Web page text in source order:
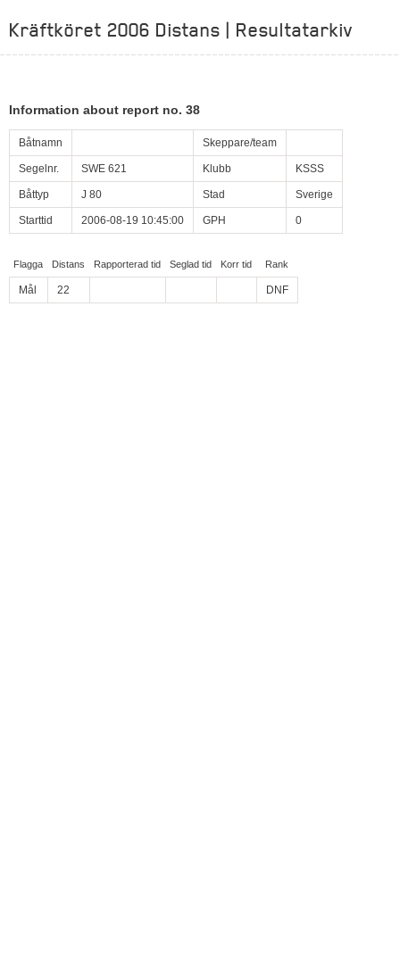
Kräftköret 2006 Distans | Resultatarkiv
Information about report no. 38
Båtnamn Skeppare/team
Segelnr. SWE 621 Klubb KSSS
Båttyp J 80 Stad Sverige
Starttid 2006-08-19 10:45:00 GPH 0
Flagga Distans Rapporterad tid Seglad tid Korr tid Rank
Mål 22 DNF